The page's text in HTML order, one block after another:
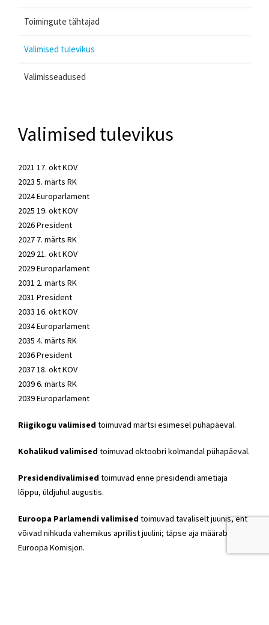
Toimingute tähtajad
Valimised tulevikus
Valimisseadused
Valimised tulevikus
2021 17. okt KOV
2023 5. märts RK
2024 Europarlament
2025 19. okt KOV
2026 President
2027 7. märts RK
2029 21. okt KOV
2029 Europarlament
2031 2. märts RK
2031 President
2033 16. okt KOV
2034 Europarlament
2035 4. märts RK
2036 President
2037 18. okt KOV
2039 6. märts RK
2039 Europarlament
Riigikogu valimised toimuvad märtsi esimesel pühapäeval.
Kohalikud valimised toimuvad oktoobri kolmandal pühapäeval.
Presidendivalimised toimuvad enne presidendi ametiaja
lõppu, üldjuhul augustis.
Euroopa Parlamendi valimised toimuvad tavaliselt juunis, ent
võivad nihkuda vahemikus aprillist juulini; täpse aja määrab
Euroopa Komisjon.